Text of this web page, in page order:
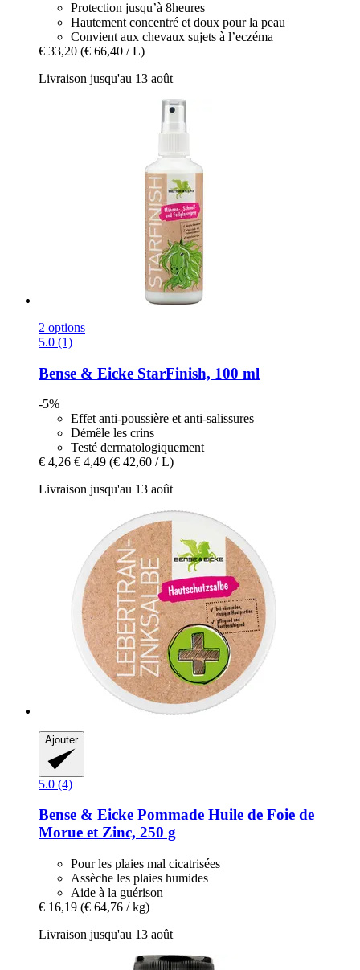
Protection jusqu’à 8heures
Hautement concentré et doux pour la peau
Convient aux chevaux sujets à l’eczéma
€ 33,20 (€ 66,40 / L)
Livraison jusqu'au 13 août
2 options
5.0 (1)
Bense & Eicke StarFinish, 100 ml
-5%
Effet anti-poussière et anti-salissures
Démêle les crins
Testé dermatologiquement
€ 4,26 € 4,49 (€ 42,60 / L)
Livraison jusqu'au 13 août
Ajouter
5.0 (4)
Bense & Eicke Pommade Huile de Foie de
Morue et Zinc, 250 g
Pour les plaies mal cicatrisées
Assèche les plaies humides
Aide à la guérison
€ 16,19 (€ 64,76 / kg)
Livraison jusqu'au 13 août